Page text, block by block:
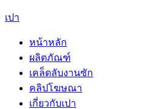
เปา
หน้าหลัก
ผลิตภัณฑ์
เคล็ดลับงานซัก
คลิปโฆษณา
เกี่ยวกับเปา